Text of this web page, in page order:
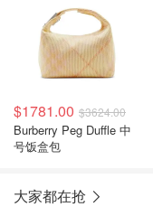
$1781.00 $3624.00
Burberry Peg Duffle 中
号饭盒包
大家都在抢